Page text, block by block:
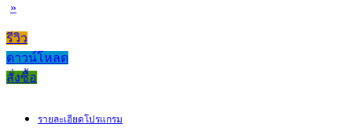
»
รีวิว
ดาวน์โหลด
สั่งซื้อ
รายละเอียดโปรแกรม